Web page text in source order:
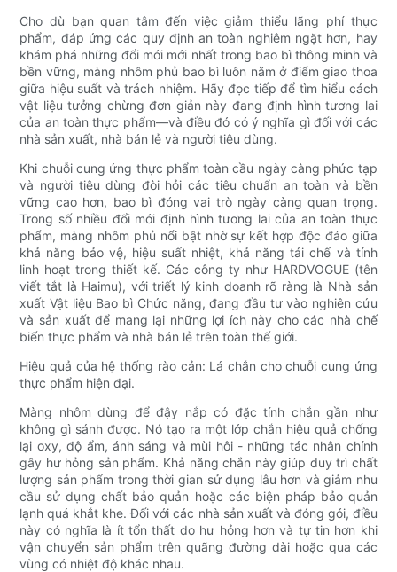
Cho dù bạn quan tâm đến việc giảm thiểu lãng phí thực
phẩm, đáp ứng các quy định an toàn nghiêm ngặt hơn, hay
khám phá những đổi mới mới nhất trong bao bì thông minh và
bền vững, màng nhôm phủ bao bì luôn nằm ở điểm giao thoa
giữa hiệu suất và trách nhiệm. Hãy đọc tiếp để tìm hiểu cách
vật liệu tưởng chừng đơn giản này đang định hình tương lai
của an toàn thực phẩm—và điều đó có ý nghĩa gì đối với các
nhà sản xuất, nhà bán lẻ và người tiêu dùng.
Khi chuỗi cung ứng thực phẩm toàn cầu ngày càng phức tạp
và người tiêu dùng đòi hỏi các tiêu chuẩn an toàn và bền
vững cao hơn, bao bì đóng vai trò ngày càng quan trọng.
Trong số nhiều đổi mới định hình tương lai của an toàn thực
phẩm, màng nhôm phủ nổi bật nhờ sự kết hợp độc đáo giữa
khả năng bảo vệ, hiệu suất nhiệt, khả năng tái chế và tính
linh hoạt trong thiết kế. Các công ty như HARDVOGUE (tên
viết tắt là Haimu), với triết lý kinh doanh rõ ràng là Nhà sản
xuất Vật liệu Bao bì Chức năng, đang đầu tư vào nghiên cứu
và sản xuất để mang lại những lợi ích này cho các nhà chế
biến thực phẩm và nhà bán lẻ trên toàn thế giới.
Hiệu quả của hệ thống rào cản: Lá chắn cho chuỗi cung ứng
thực phẩm hiện đại.
Màng nhôm dùng để đậy nắp có đặc tính chắn gần như
không gì sánh được. Nó tạo ra một lớp chắn hiệu quả chống
lại oxy, độ ẩm, ánh sáng và mùi hôi - những tác nhân chính
gây hư hỏng sản phẩm. Khả năng chắn này giúp duy trì chất
lượng sản phẩm trong thời gian sử dụng lâu hơn và giảm nhu
cầu sử dụng chất bảo quản hoặc các biện pháp bảo quản
lạnh quá khắt khe. Đối với các nhà sản xuất và đóng gói, điều
này có nghĩa là ít tổn thất do hư hỏng hơn và tự tin hơn khi
vận chuyển sản phẩm trên quãng đường dài hoặc qua các
vùng có nhiệt độ khác nhau.